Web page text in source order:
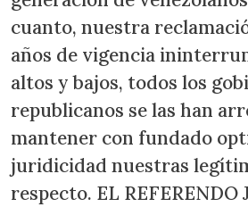
cuanto, nuestra
años de vigencia
altos y bajos, todos los
republicanos se las han
mantener con fundado
juridicidad nuestras
respecto. EL REFERENDO